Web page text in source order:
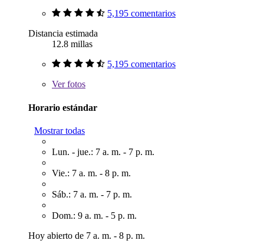
5,195 comentarios
Distancia estimada
12.8 millas
5,195 comentarios
Verfotos
Horario estándar
Mostrar todas
Lun. - jue.: 7 a. m. - 7 p. m.
Vie.: 7 a. m. - 8 p. m.
Sáb.: 7 a. m. - 7 p. m.
Dom.: 9 a. m. - 5 p. m.
Hoy abierto de 7 a. m. - 8 p. m.